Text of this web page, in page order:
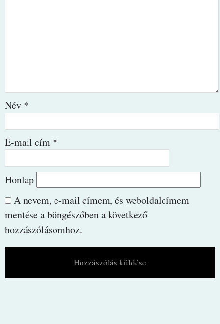
Név *
E-mail cím *
Honlap
A nevem, e-mail címem, és weboldalcímem
mentése a böngészőben a következő
hozzászólásomhoz.